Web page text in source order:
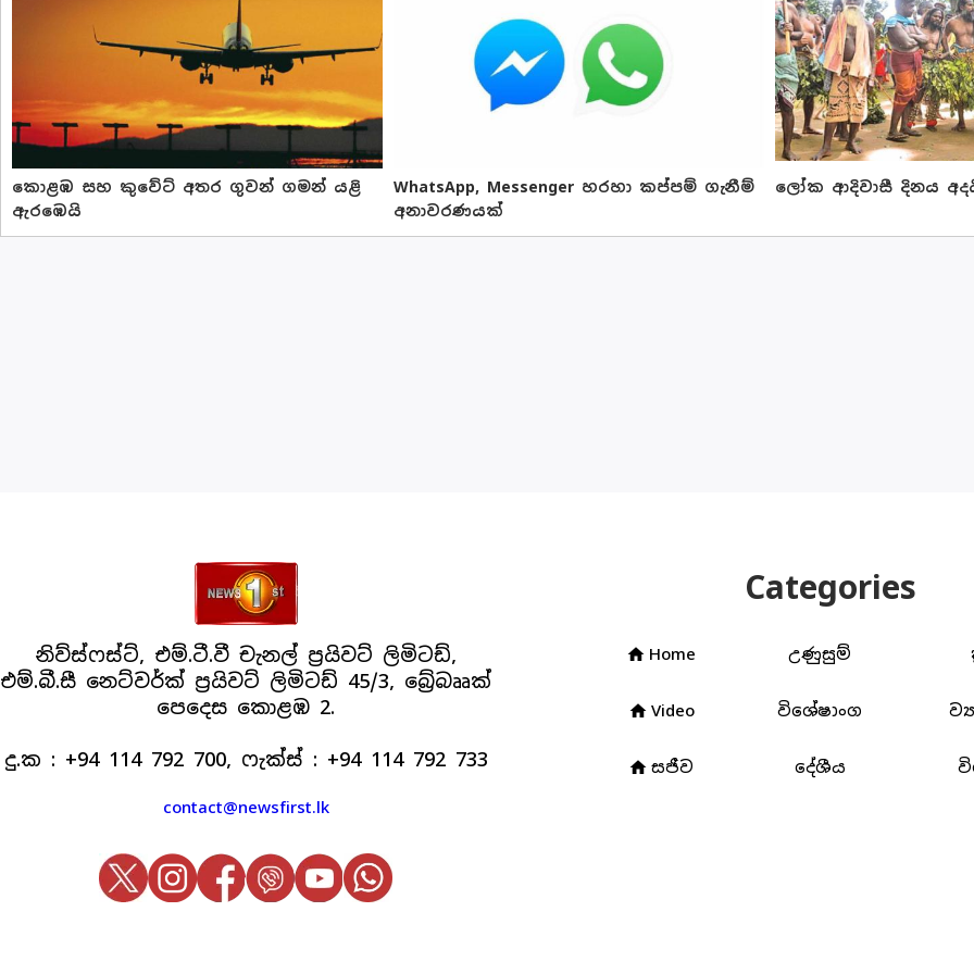
කොළඹ සහ කුවේට් අතර ගුවන් ගමන් යළි
ඇරඹෙයි
WhatsApp, Messenger හරහා කප්පම් ගැනීම්
අනාවරණයක්
ලෝක ආදිවාසී දිනය
නිව්ස්ෆස්ට්, එම්.ටී.වී චැනල් ප්‍රයිවට් ලිමිටඩ්,
එම්.බී.සී නෙට්වර්ක් ප්‍රයිවට් ලිමිටඩ් 45/3, බ්‍රේබෲක්
පෙදෙස කොළඹ 2.
දු.ක : +94 114 792 700, ෆැක්ස් : +94 114 792 733
contact@newsfirst.lk
Categories
home Home උණුසුම්
home Video විශේෂාංග
home සජීව දේශීය